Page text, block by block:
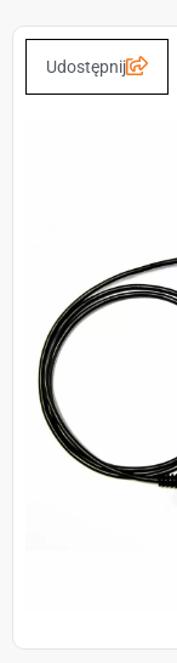
Udostępnij